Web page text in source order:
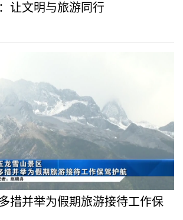
让文明与旅游同行
措并举为假期旅游接待工作保